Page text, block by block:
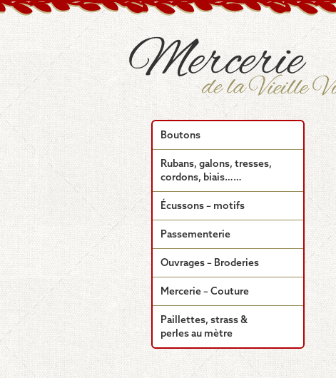
Boutons
Rubans, galons, tresses,
cordons, biais……
Écussons – motifs
Passementerie
Ouvrages – Broderies
Mercerie – Couture
Paillettes, strass &
perles au mètre